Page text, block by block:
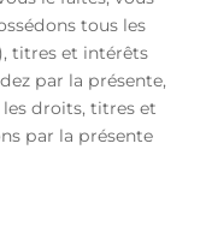
tous les
titres et intérêts
par la présente,
droits, titres et
par la présente